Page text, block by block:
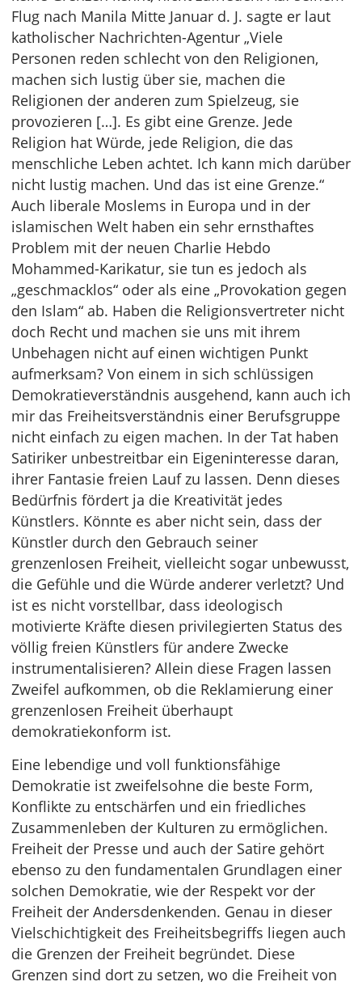
Flug nach Manila Mitte Januar d. J. sagte er laut
katholischer Nachrichten-Agentur „Viele
Personen reden schlecht von den Religionen,
machen sich lustig über sie, machen die
Religionen der anderen zum Spielzeug, sie
provozieren […]. Es gibt eine Grenze. Jede
Religion hat Würde, jede Religion, die das
menschliche Leben achtet. Ich kann mich darüber
nicht lustig machen. Und das ist eine Grenze.“
Auch liberale Moslems in Europa und in der
islamischen Welt haben ein sehr ernsthaftes
Problem mit der neuen Charlie Hebdo
Mohammed-Karikatur, sie tun es jedoch als
„geschmacklos“ oder als eine „Provokation gegen
den Islam“ ab. Haben die Religionsvertreter nicht
doch Recht und machen sie uns mit ihrem
Unbehagen nicht auf einen wichtigen Punkt
aufmerksam? Von einem in sich schlüssigen
Demokratieverständnis ausgehend, kann auch ich
mir das Freiheitsverständnis einer Berufsgruppe
nicht einfach zu eigen machen. In der Tat haben
Satiriker unbestreitbar ein Eigeninteresse daran,
ihrer Fantasie freien Lauf zu lassen. Denn dieses
Bedürfnis fördert ja die Kreativität jedes
Künstlers. Könnte es aber nicht sein, dass der
Künstler durch den Gebrauch seiner
grenzenlosen Freiheit, vielleicht sogar unbewusst,
die Gefühle und die Würde anderer verletzt? Und
ist es nicht vorstellbar, dass ideologisch
motivierte Kräfte diesen privilegierten Status des
völlig freien Künstlers für andere Zwecke
instrumentalisieren? Allein diese Fragen lassen
Zweifel aufkommen, ob die Reklamierung einer
grenzenlosen Freiheit überhaupt
demokratiekonform ist.
Eine lebendige und voll funktionsfähige
Demokratie ist zweifelsohne die beste Form,
Konflikte zu entschärfen und ein friedliches
Zusammenleben der Kulturen zu ermöglichen.
Freiheit der Presse und auch der Satire gehört
ebenso zu den fundamentalen Grundlagen einer
solchen Demokratie, wie der Respekt vor der
Freiheit der Andersdenkenden. Genau in dieser
Vielschichtigkeit des Freiheitsbegriffs liegen auch
die Grenzen der Freiheit begründet. Diese
Grenzen sind dort zu setzen, wo die Freiheit von